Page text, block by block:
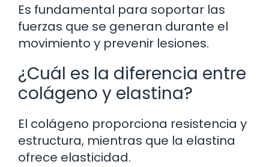
Es fundamental para soportar las
fuerzas que se generan durante el
movimiento y prevenir lesiones.
¿Cuál es la diferencia entre
colágeno y elastina?
El colágeno proporciona resistencia y
estructura, mientras que la elastina
ofrece elasticidad.